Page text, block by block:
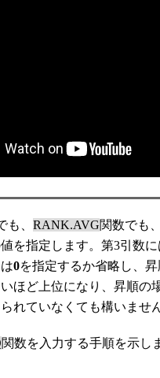
も、 RANK.AVG関数でも
を指定します。第3引数
0を指定するか省略し、
ほど上位になり、昇順の
れていなくても構いません
関数を入力する手順を示し